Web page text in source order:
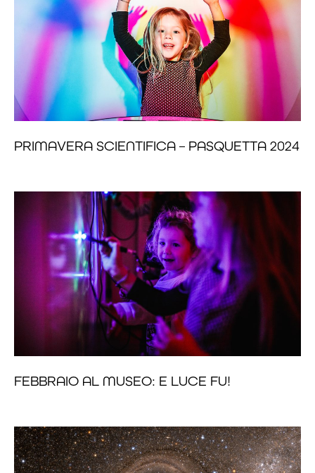
PRIMAVERA SCIENTIFICA – PASQUETTA 2024
FEBBRAIO AL MUSEO: E LUCE FU!